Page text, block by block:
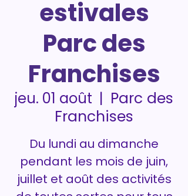
estivales
Parc des
Franchises
jeu. 01 août
  |
Parc des
Franchises
Du lundi au dimanche
pendant les mois de juin,
juillet et août des activités